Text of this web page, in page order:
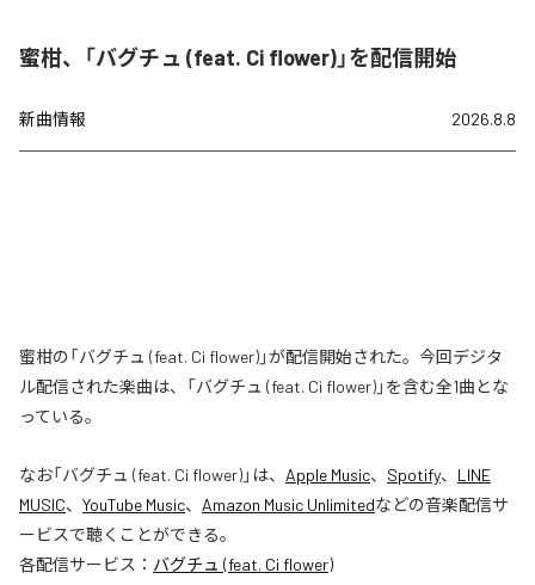
蜜柑、「バグチュ (feat. Ci flower)」を配信開始
新曲情報 2026.8.8
蜜柑の「バグチュ (feat. Ci flower)」が配信開始された。今回デジタ
ル配信された楽曲は、「バグチュ (feat. Ci flower)」を含む全1曲とな
っている。
なお「バグチュ (feat. Ci flower)」は、 Apple Music、 Spotify、 LINE
MUSIC、 YouTube Music、 Amazon Music Unlimitedなどの音楽配信サ
ービスで聴くことができる。
各配信サービス： バグチュ (feat. Ci flower)